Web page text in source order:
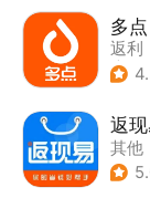
多点
返利
| 生
返
其他